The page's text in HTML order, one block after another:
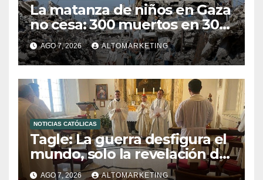
La matanza de niños en Gaza
no cesa: 300 muertos en 300
días
AGO 7, 2026 ALTOMARKETING
NOTICIAS CATÓLICAS
Tagle: La guerra desfigura el
mundo, solo la revelación de
Dios lo transfigura
AGO 7, 2026 ALTOMARKETING